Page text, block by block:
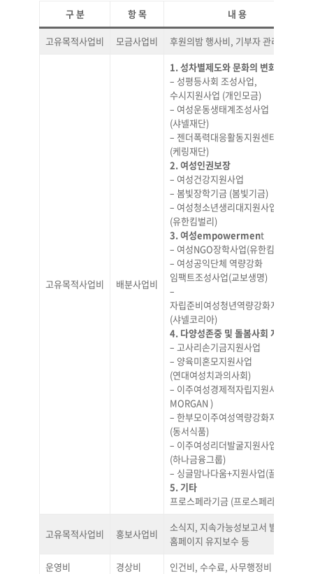
구 분 항 목 내 용
고유목적사업비 모금사업비 후원의밤 행사비, 기부자 관리 등
고유목적사업비 배분사업비
1. 성차별제도와 문화의 변화사업
– 성평등사회 조성사업,
수시지원사업 (개인모금)
– 여성운동생태계조성사업
(샤넬재단)
– 젠더폭력대응활동지원센터
(케링재단)
2. 여성인권보장
– 여성건강지원사업
– 봄빛장학기금 (봄빛기금)
– 여성청소년생리대지원사업
(유한킴벌리)
3. 여성empowerment
– 여성NGO장학사업(유한킴벌리)
– 여성공익단체 역량강화
임팩트조성사업(교보생명)
–
자립준비여성청년역량강화지원사업
(샤넬코리아)
4. 다양성존중 및 돌봄사회 지원
– 고사리손기금지원사업
– 양육미혼모지원사업
(연대여성치과의사회)
– 이주여성경제적자립지원사업(JP
MORGAN )
– 한부모이주여성역량강화지원사업
(동서식품)
– 이주여성리더발굴지원사업
(하나금융그룹)
– 싱글맘나다움+지원사업(끌리메)
5. 기타
프로스페라기금 (프로스페라)
고유목적사업비 홍보사업비
소식지, 지속가능성보고서 발행 및
홈페이지 유지보수 등
운영비
경상비
인건비, 수수료, 사무행정비 등